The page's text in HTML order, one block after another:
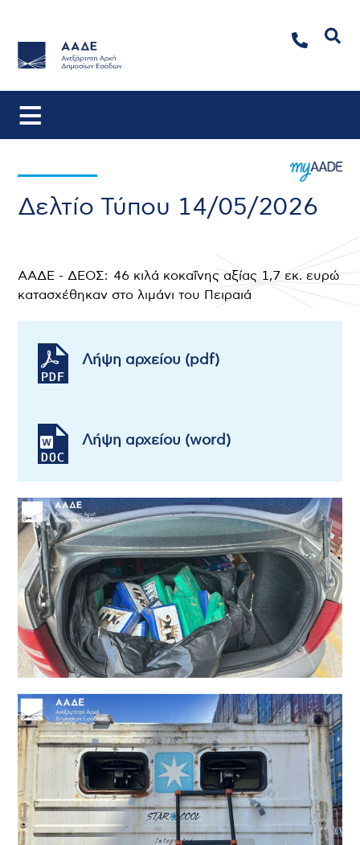
Δελτίο Τύπου 14/05/2026
ΑΑΔΕ - ΔΕΟΣ: 46 κιλά κοκαΐνης αξίας 1,7 εκ. ευρώ
κατασχέθηκαν στο λιμάνι του Πειραιά
Λήψη αρχείου (pdf)
Λήψη αρχείου (word)